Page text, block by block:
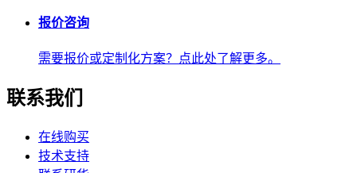
报价咨询
需要报价或定制化方案？点此处了解更多。
联系我们
在线购买
技术支持